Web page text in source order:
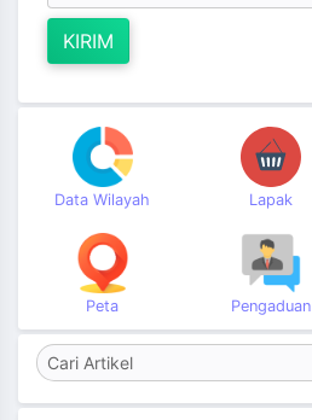
KIRIM
Data Wilayah Lapak
Peta Pengaduan